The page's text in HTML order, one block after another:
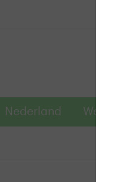
Nederland